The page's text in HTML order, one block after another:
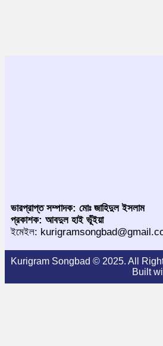
ভারপ্রাপ্ত সম্পাদক: মোঃ জাহিদুল ইসলাম
প্রকাশক: আবদুল হাই ভূঁইয়া
ইমেইল:
Kurigram Songbad © 2025. All
Built